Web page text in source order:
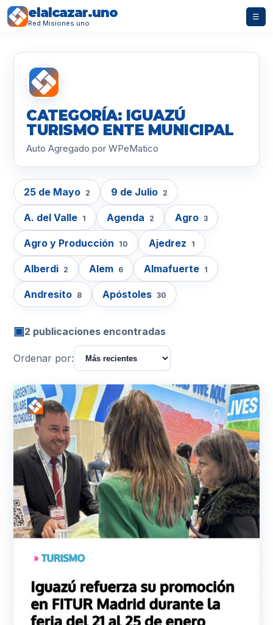
elalcazar.uno
Red Misiones.uno
☰
CATEGORÍA: IGUAZÚ
TURISMO ENTE MUNICIPAL
Auto Agregado por WPeMatico
25 de Mayo 2 9 de Julio 2
A. del Valle 1 Agenda 2 Agro 3
Agro y Producción 10 Ajedrez 1
Alberdi 2 Alem 6 Almafuerte 1
Andresito 8 Apóstoles 30
▣2 publicaciones encontradas
Ordenar por: